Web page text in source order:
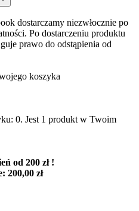
dostarczamy niezwłocznie po
Po dostarczeniu produktu
prawo do odstąpienia od
koszyka
0. Jest 1 produkt w Twoim
od 200 zł !
200,00 zł